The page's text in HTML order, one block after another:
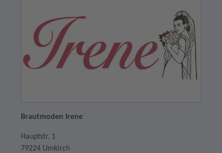
Brautmoden Irene
Hauptstr. 1
79224 Umkirch